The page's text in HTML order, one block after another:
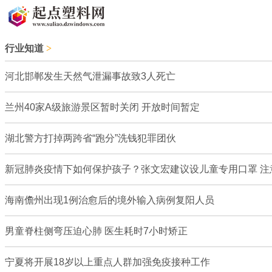
行业知道 >
河北邯郸发生天然气泄漏事故致3人死亡
兰州40家A级旅游景区暂时关闭 开放时间暂定
湖北警方打掉两跨省“跑分”洗钱犯罪团伙
新冠肺炎疫情下如何保护孩子？张文宏建议设儿童专用口罩 注
海南儋州出现1例治愈后的境外输入病例复阳人员
男童脊柱侧弯压迫心肺 医生耗时7小时矫正
宁夏将开展18岁以上重点人群加强免疫接种工作